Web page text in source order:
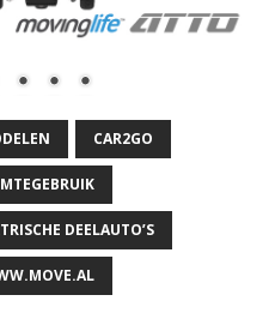
CAR2GO
DEELAUTO’S